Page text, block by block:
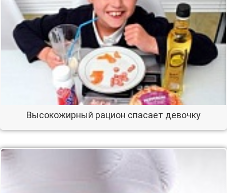
Высокожирный рацион спасает девочку